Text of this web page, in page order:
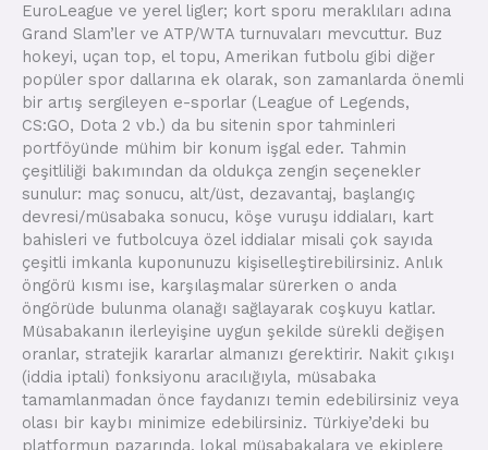
EuroLeague ve yerel ligler; kort sporu meraklıları adına
Grand Slam’ler ve ATP/WTA turnuvaları mevcuttur. Buz
hokeyi, uçan top, el topu, Amerikan futbolu gibi diğer
popüler spor dallarına ek olarak, son zamanlarda önemli
bir artış sergileyen e-sporlar (League of Legends,
CS:GO, Dota 2 vb.) da bu sitenin spor tahminleri
portföyünde mühim bir konum işgal eder. Tahmin
çeşitliliği bakımından da oldukça zengin seçenekler
sunulur: maç sonucu, alt/üst, dezavantaj, başlangıç
devresi/müsabaka sonucu, köşe vuruşu iddiaları, kart
bahisleri ve futbolcuya özel iddialar misali çok sayıda
çeşitli imkanla kuponunuzu kişiselleştirebilirsiniz. Anlık
öngörü kısmı ise, karşılaşmalar sürerken o anda
öngörüde bulunma olanağı sağlayarak coşkuyu katlar.
Müsabakanın ilerleyişine uygun şekilde sürekli değişen
oranlar, stratejik kararlar almanızı gerektirir. Nakit çıkışı
(iddia iptali) fonksiyonu aracılığıyla, müsabaka
tamamlanmadan önce faydanızı temin edebilirsiniz veya
olası bir kaybı minimize edebilirsiniz. Türkiye’deki bu
platformun pazarında, lokal müsabakalara ve ekiplere